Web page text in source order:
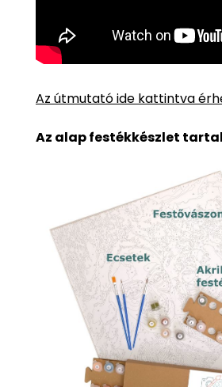
Az útmutató ide kattintva
Az alap festékkészlet